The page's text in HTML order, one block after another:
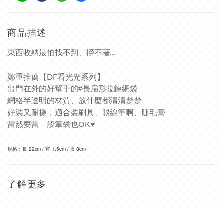
商品描述
東西收納最怕找不到、撈不著...
鄭重推薦【DF看光光系列】
出門在外的好幫手的#長扁形拉鍊網袋
網格半透明的材質、放什麼都清清楚楚
好裝又耐操，適合裝刷具、眼線筆啊、睫毛膏
當然要當一般筆袋也OK♥
規格： 長 22cm / 寬 1.5cm / 高 8cm
了解更多